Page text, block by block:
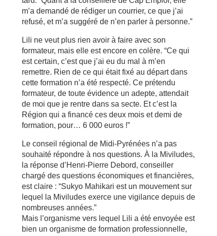
m’a demandé de rédiger un courrier, ce que j’ai
refusé, et m’a suggéré de n’en parler à personne.”
Lili ne veut plus rien avoir à faire avec son
formateur, mais elle est encore en colère. “Ce qui
est certain, c’est que j’ai eu du mal à m’en
remettre. Rien de ce qui était fixé au départ dans
cette formation n’a été respecté. Ce prétendu
formateur, de toute évidence un adepte, attendait
de moi que je rentre dans sa secte. Et c’est la
Région qui a financé ces deux mois et demi de
formation, pour… 6 000 euros !”
Le conseil régional de Midi-Pyrénées n’a pas
souhaité répondre à nos questions. À la Miviludes,
la réponse d’Henri-Pierre Debord, conseiller
chargé des questions économiques et financières,
est claire : “Sukyo Mahikari est un mouvement sur
lequel la Miviludes exerce une vigilance depuis de
nombreuses années.”
Mais l’organisme vers lequel Lili a été envoyée est
bien un organisme de formation professionnelle,